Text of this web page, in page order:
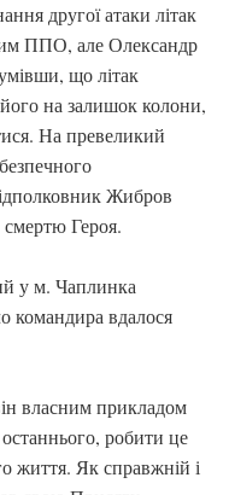
другої атаки літак
ППО, але Олександр
що літак
на залишок колони,
На превеликий
Жибров
Героя.
у м. Чаплинка
командира вдалося
власним прикладом
робити це
життя. Як справжній і